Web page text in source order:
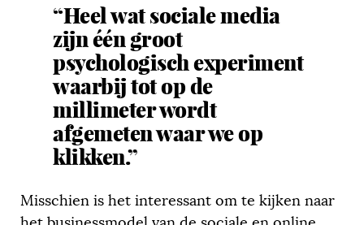
“Heel wat sociale media
zijn één groot
psychologisch experiment
waarbij tot op de
millimeter wordt
afgemeten waar we op
klikken.”
Misschien is het interessant om te kijken naar